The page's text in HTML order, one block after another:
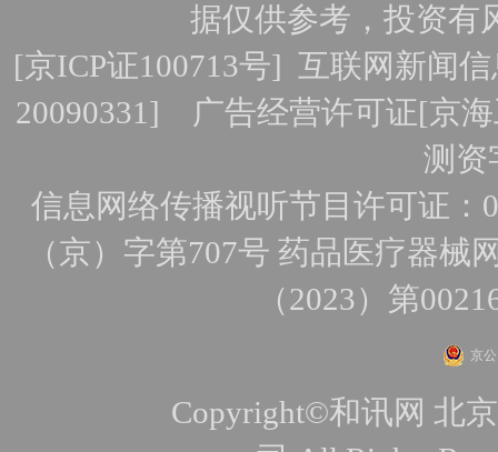
据仅供参考，投资有
[京ICP证100713号]互联网新闻
20090331] 广告经营许可证[京
测资
信息网络传播视听节目许可证：
（京）字第707号 药品医疗器械
（2023）第
京
Copyright©和讯网 北